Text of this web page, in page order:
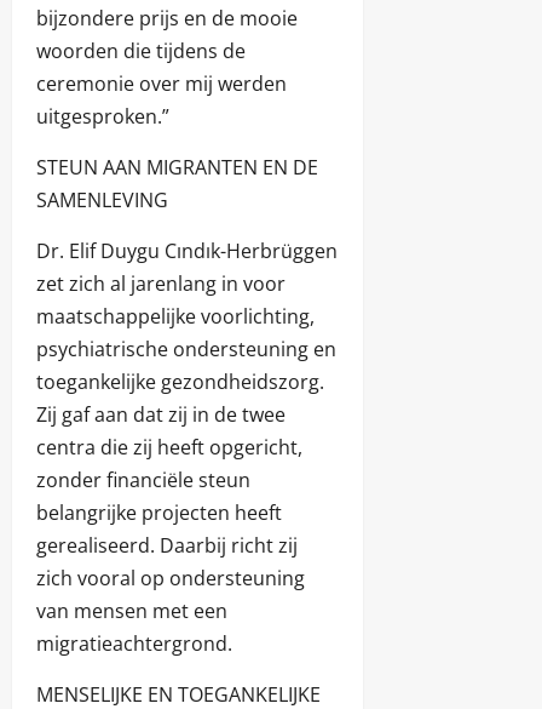
bijzondere prijs en de mooie
woorden die tijdens de
ceremonie over mij werden
uitgesproken.”
STEUN AAN MIGRANTEN EN DE
SAMENLEVING
Dr. Elif Duygu Cındık-Herbrüggen
zet zich al jarenlang in voor
maatschappelijke voorlichting,
psychiatrische ondersteuning en
toegankelijke gezondheidszorg.
Zij gaf aan dat zij in de twee
centra die zij heeft opgericht,
zonder financiële steun
belangrijke projecten heeft
gerealiseerd. Daarbij richt zij
zich vooral op ondersteuning
van mensen met een
migratieachtergrond.
MENSELIJKE EN TOEGANKELIJKE